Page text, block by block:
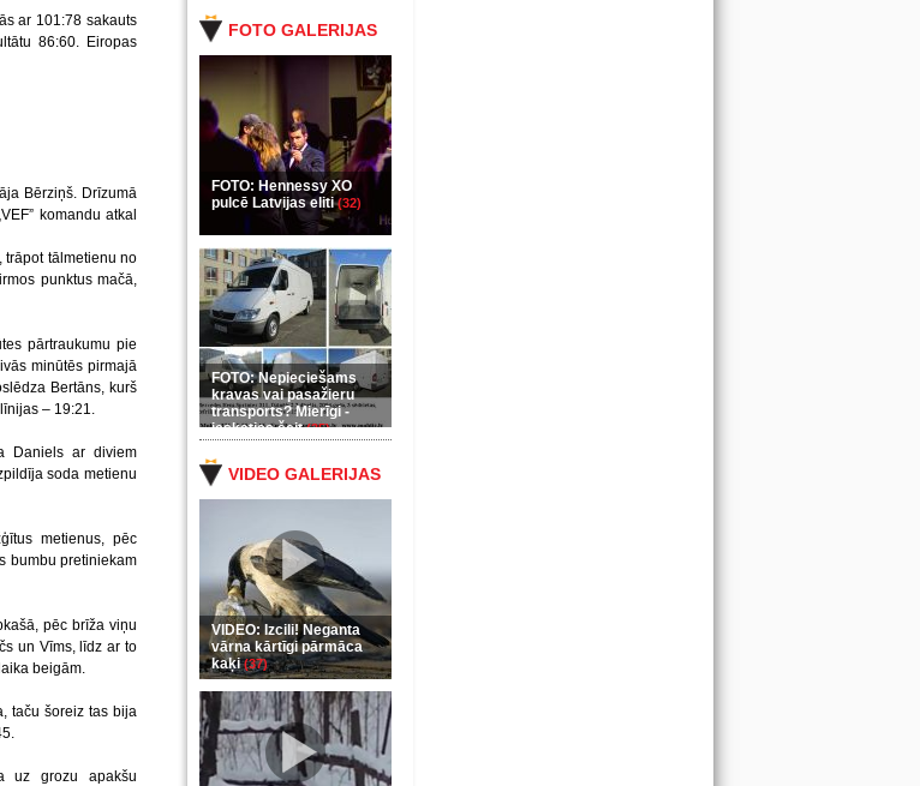
FOTO GALERIJAS
FOTO: Hennessy XO
pulcē Latvijas eliti(32)
FOTO: Nepieciešams
kravas vai pasažieru
transports? Mierīgi -
ieskaties šeit(35)
VIDEO GALERIJAS
VIDEO: Izcili! Neganta
vārna kārtīgi pārmāca
kaķi(37)
ar 101:78 sakauts
86:60. Eiropas
Bērziņš. Drīzumā
komandu atkal
trāpot tālmetienu no
punktus mačā,
pārtraukumu pie
minūtēs pirmajā
Bertāns, kurš
– 19:21.
Daniels ar diviem
soda metienu
metienus, pēc
bumbu pretiniekam
pēc brīža viņu
un Vīms, līdz ar to
beigām.
taču šoreiz tas bija
uz grozu apakšu